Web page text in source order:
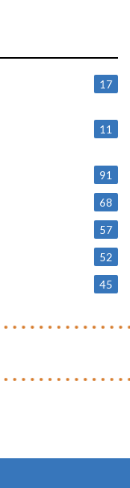
17
11
91
68
57
52
45